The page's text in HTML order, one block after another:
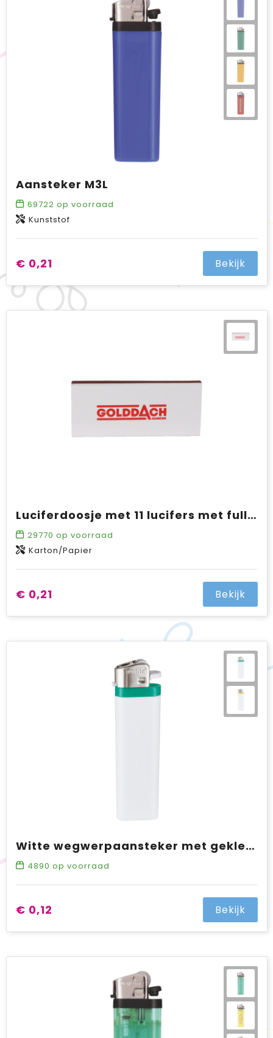
Brievenbuspakketten
Aansteker M3L
69722 op voorraad
Kunststof
€ 0,21 Bekijk
Luciferdoosje met 11 lucifers met full colour opdruk, VANAF 50 STUKS
29770 op voorraad
Karton/Papier
€ 0,21 Bekijk
Witte wegwerpaansteker met gekleurde band SALE
4890 op voorraad
€ 0,12 Bekijk